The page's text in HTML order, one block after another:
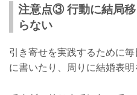
注意点③ 行動に結局
らない
引き寄せを実践するために
に書いたり、周りに結婚表明